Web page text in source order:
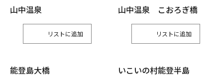
山中温泉
リスト
山中温泉 こおろぎ橋
リスト
能登島大橋 いこいの村能登半島